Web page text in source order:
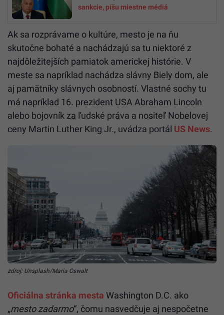
sankcie, píšu miestne médiá
Ak sa rozprávame o kultúre, mesto je na ňu
skutočne bohaté a nachádzajú sa tu niektoré z
najdôležitejších pamiatok americkej histórie. V
meste sa napríklad nachádza slávny Biely dom, ale
aj pamätníky slávnych osobností. Vlastné sochy tu
má napríklad 16. prezident USA Abraham Lincoln
alebo bojovník za ľudské práva a nositeľ Nobelovej
ceny Martin Luther King Jr., uvádza portál US News.
zdroj: Unsplash/Maria Oswalt
Oficiálna stránka mesta Washington D.C. ako
„mesto zadarmo“, čomu nasvedčuje aj nespočetne